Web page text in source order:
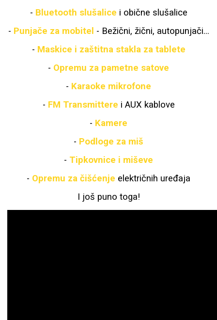
- Bluetooth slušalice i obične slušalice
- Punjače za mobitel - Bežični, žični, autopunjači...
- Maskice i zaštitna stakla za tablete
- Opremu za pametne satove
- Karaoke mikrofone
- FM Transmittere i AUX kablove
- Kamere
- Podloge za miš
- Tipkovnice i miševe
- Opremu za čišćenje električnih uređaja
I još puno toga!
Quotes Collection Cirkus